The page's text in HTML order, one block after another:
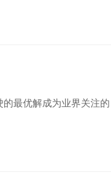
最优解成为业界关注的